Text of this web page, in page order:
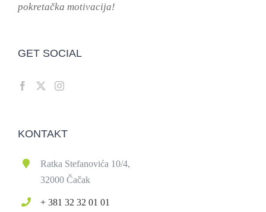
pokretačka motivacija!
GET SOCIAL
KONTAKT
Ratka Stefanovića 10/4,
32000 Čačak
+ 381 32 32 01 01